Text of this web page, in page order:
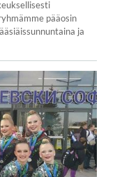
pääosin
ja